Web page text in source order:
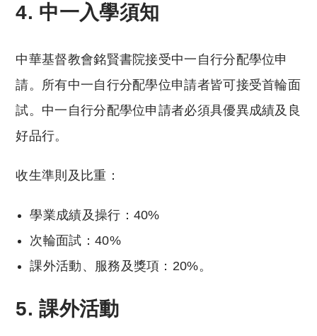
4. 中一入學須知
中華基督教會銘賢書院接受中一自行分配學位申
請。所有中一自行分配學位申請者皆可接受首輪面
試。中一自行分配學位申請者必須具優異成績及良
好品行。
收生準則及比重：
學業成績及操行：40%
次輪面試：40%
課外活動、服務及獎項：20%。
5. 課外活動